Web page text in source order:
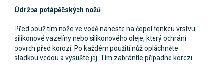
Údržba potápěčských nožů
Před použitím nože ve vodě naneste na čepel tenkou vrstvu
silikonové vazelíny nebo silikonového oleje, který ochrání
povrch před korozí. Po každém použití nůž opláchněte
sladkou vodou a vysušte jej. Tím zabráníte případné korozi.